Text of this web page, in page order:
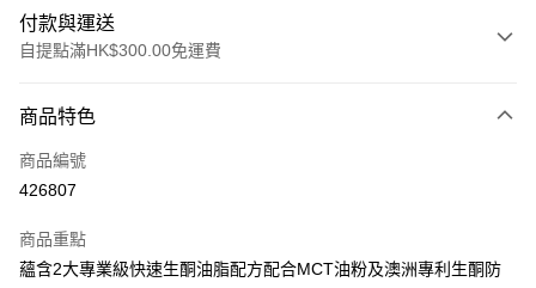
付款與運送
自提點滿HK$300.00免運費
信用卡
Apple Pay
PayMe
商品特色
商品編號
426807
商品重點
蘊含2大專業級快速生酮油脂配方配合MCT油粉及澳洲專利生酮防